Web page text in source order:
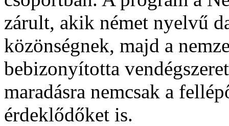
zárult, akik német nyelvű
közönségnek, majd a
bebizonyította
maradásra nemcsak a
érdeklődőket is.